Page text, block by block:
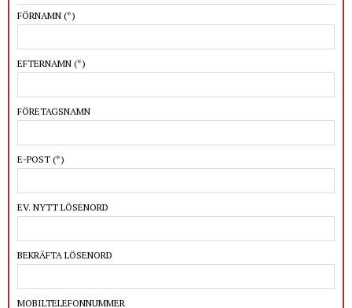
FÖRNAMN (*)
EFTERNAMN (*)
FÖRETAGSNAMN
E-POST (*)
EV. NYTT LÖSENORD
BEKRÄFTA LÖSENORD
MOBILTELEFONNUMMER